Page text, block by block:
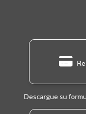
Descargue su